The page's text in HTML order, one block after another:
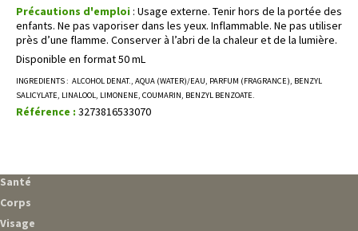
Précautions d'emploi : Usage externe. Tenir hors de la portée des
enfants. Ne pas vaporiser dans les yeux. Inflammable. Ne pas utiliser
près d’une flamme. Conserver à l’abri de la chaleur et de la lumière.
Disponible en format 50 mL
INGREDIENTS : ALCOHOL DENAT., AQUA (WATER)/EAU, PARFUM (FRAGRANCE), BENZYL
SALICYLATE, LINALOOL, LIMONENE, COUMARIN, BENZYL BENZOATE.
Référence : 3273816533070
Santé
Corps
Visage